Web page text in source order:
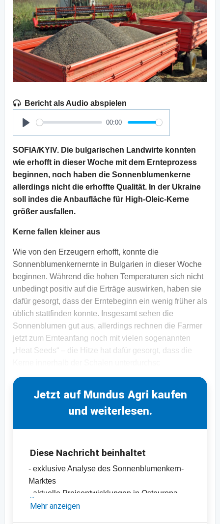
Bericht als Audio abspielen
Play
00:00
SOFIA/KYIV. Die bulgarischen Landwirte konnten
wie erhofft in dieser Woche mit dem Ernteprozess
beginnen, noch haben die Sonnenblumenkerne
allerdings nicht die erhoffte Qualität. In der Ukraine
soll indes die Anbaufläche für High-Oleic-Kerne
größer ausfallen.
Kerne fallen kleiner aus
Wie von den Erzeugern erhofft, konnte die
Sonnenblumenkernernte in Bulgarien in dieser Woche
beginnen. Während die hohen Temperaturen sich nicht
unbedingt positiv auf die Erträge auswirken, haben sie
dafür gesorgt, dass der Erntebeginn ein wenig früher als
üblich stattfinden konnte. Insgesamt sehen die
Sonnenblumen gut aus, allerdings rechnen die Farmer
jetzt zum Ernteanfang noch mit vielen sogenannten
„Heat Seeds“ – die Hitze hat dafür gesorgt, dass die
Jetzt auf Mundus Agri kaufen
und weiterlesen.
Diese Nachricht beinhaltet
- exklusive Analyse des Sonnenblumenkern-
Marktes
- aktuelle Preisentwicklungen in Osteuropa
-Preischart für Sonnenblumenkerne,
Mehr anzeigen